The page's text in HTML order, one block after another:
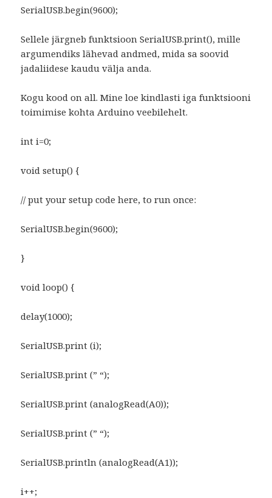
SerialUSB.begin(9600);
Sellele järgneb funktsioon SerialUSB.print(), mille
argumendiks lähevad andmed, mida sa soovid
jadaliidese kaudu välja anda.
Kogu kood on all. Mine loe kindlasti iga funktsiooni
toimimise kohta Arduino veebilehelt.
int i=0;
void setup() {
// put your setup code here, to run once:
SerialUSB.begin(9600);
}
void loop() {
delay(1000);
SerialUSB.print (i);
SerialUSB.print (” “);
SerialUSB.print (analogRead(A0));
SerialUSB.print (” “);
SerialUSB.println (analogRead(A1));
i++;